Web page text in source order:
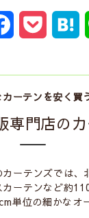
c
b
o
c
e
t
n
ーテンを安く買
専門店の
ーテンズでは、
ーテンなど約
単位の細かなオ